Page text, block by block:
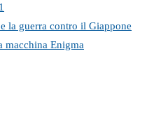
la guerra contro il Giappone
macchina Enigma